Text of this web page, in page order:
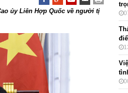
ủy Liên Hợp Quốc về người tị